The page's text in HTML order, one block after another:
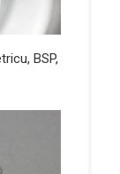
BSP,